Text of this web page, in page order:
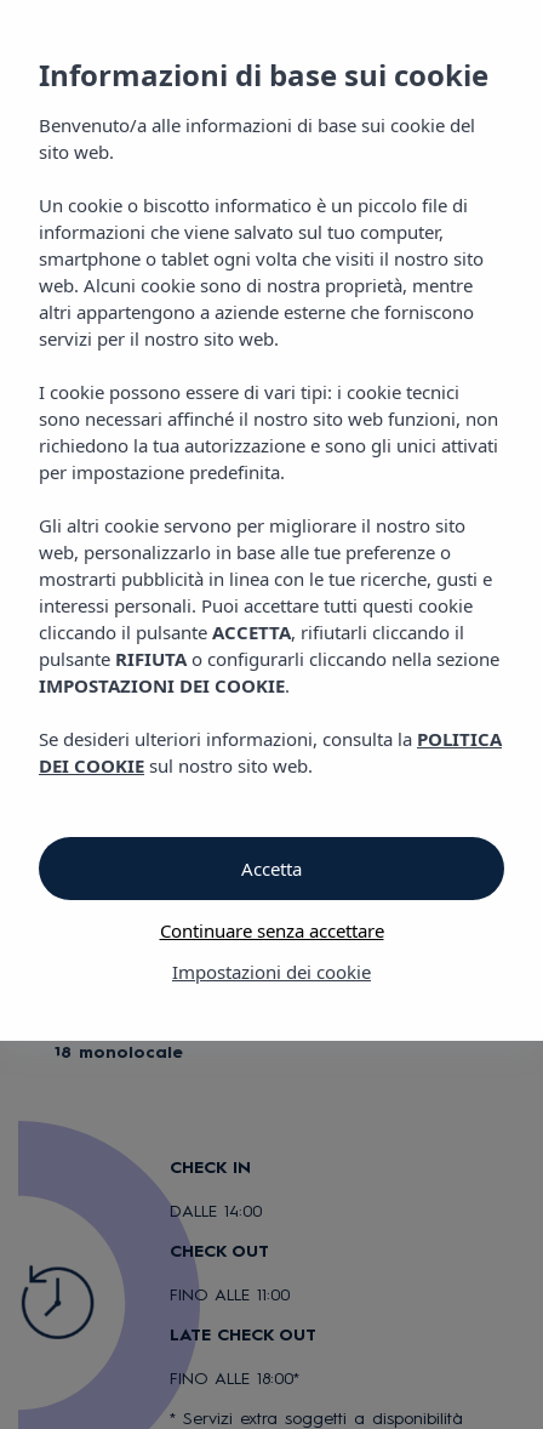
Appartamenti &
Monolocali
Aparthotel Vibra Mogambo
Home Ibiza
Playa D'en Bossa
Aparthotel Vibra Mogambo
APPARTAMENTI
Appartamenti
Aparthotel Vibra Mogambo
Rivelate il vostro istinto animale
Con le valigie in mano e un cocktail rinfrescante in corpo,
saliamo alle nostre camere. Il rifugio perfetto per questi giorni:
lampade di rafia, ventilatori a soffitto, kitchenette completa... Un
design coloniale curato nei minimi dettagli. Questa sì che è
del suo Clark Gable (o viceversa).
18 monolocale
CHECK IN
DALLE 14:00
CHECK OUT
FINO ALLE 11:00
LATE CHECK OUT
FINO ALLE 18:00*
* Servizi extra soggetti a disponibilità
Informazioni di base sui cookie
Benvenuto/a alle informazioni di base sui cookie del
sito web.
Un cookie o biscotto informatico è un piccolo file di
informazioni che viene salvato sul tuo computer,
smartphone o tablet ogni volta che visiti il nostro sito
web. Alcuni cookie sono di nostra proprietà, mentre
altri appartengono a aziende esterne che forniscono
servizi per il nostro sito web.
I cookie possono essere di vari tipi: i cookie tecnici
sono necessari affinché il nostro sito web funzioni, non
richiedono la tua autorizzazione e sono gli unici attivati
per impostazione predefinita.
Gli altri cookie servono per migliorare il nostro sito
web, personalizzarlo in base alle tue preferenze o
mostrarti pubblicità in linea con le tue ricerche, gusti e
interessi personali. Puoi accettare tutti questi cookie
cliccando il pulsante ACCETTA, rifiutarli cliccando il
pulsante RIFIUTAo configurarli cliccando nella sezione
IMPOSTAZIONI DEI COOKIE.
Se desideri ulteriori informazioni, consulta la POLITICA
DEI COOKIE sul nostro sito web.
Impostazioni dei cookie
Continuare senza accettare
Accetta